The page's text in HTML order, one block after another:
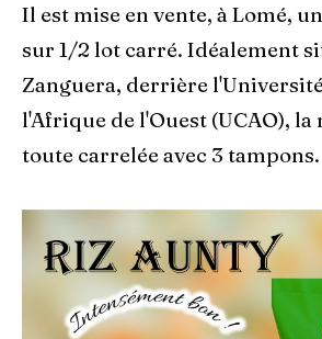
Il est mise en vente, à Lomé,
sur 1/2 lot carré. Idéalement
Zanguera, derrière
l'Afrique de l'Ouest (UCAO), la
toute carrelée avec 3 tampons.